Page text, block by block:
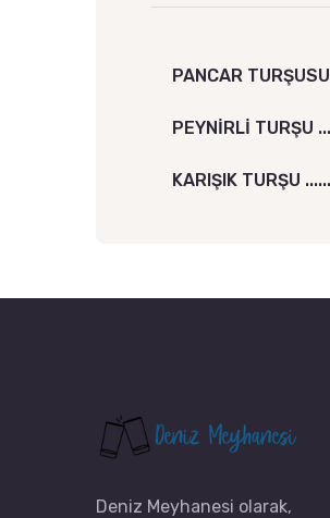
PANCAR
PEYNİRLİ TURŞU
KARIŞIK TURŞU
Deniz Meyhanesi olarak,